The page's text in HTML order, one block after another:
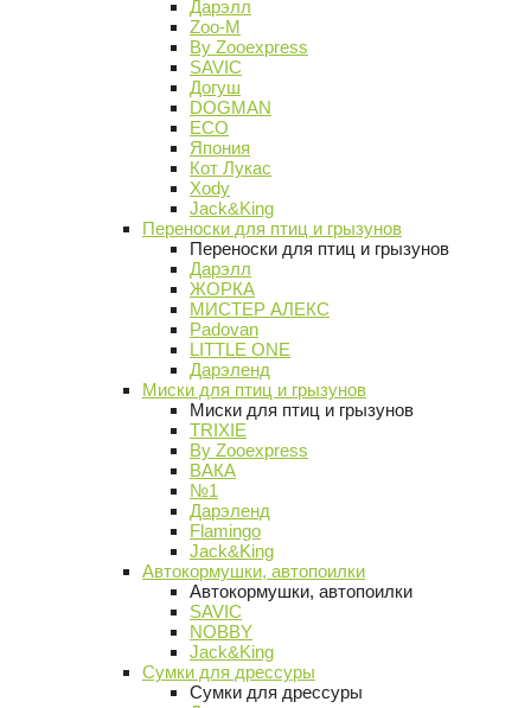
Дарэлл
Zoo-M
By Zooexpress
SAVIC
Догуш
DOGMAN
ECO
Япония
Кот Лукас
Xody
Jack&King
Переноски для птиц и грызунов
Переноски для птиц и грызунов
Дарэлл
ЖОРКА
МИСТЕР АЛЕКС
Padovan
LITTLE ONE
Дарэленд
Миски для птиц и грызунов
Миски для птиц и грызунов
TRIXIE
By Zooexpress
ВАКА
№1
Дарэленд
Flamingo
Jack&King
Автокормушки, автопоилки
Автокормушки, автопоилки
SAVIC
NOBBY
Jack&King
Сумки для дрессуры
Сумки для дрессуры